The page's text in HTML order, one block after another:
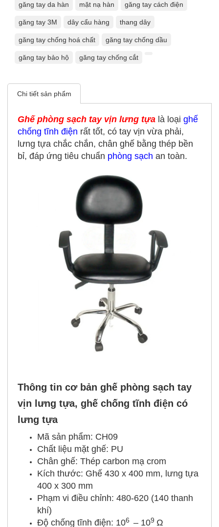
găng tay da hàn mặt nạ hàn găng tay cách điện
găng tay 3M dây cẩu hàng thang dây
găng tay chống hoá chất găng tay chống dầu
găng tay bảo hộ găng tay chống cắt
Chi tiết sản phẩm
Ghế phòng sạch tay vịn lưng tựa là loại ghế
chống tĩnh điện rất tốt, có tay vịn vừa phải,
lưng tựa chắc chắn, chân ghế bằng thép bền
bỉ, đáp ứng tiêu chuẩn phòng sạch an toàn.
Thông tin cơ bản ghế phòng sạch tay
vịn lưng tựa, ghế chống tĩnh điện có
lưng tựa
Mã sản phẩm: CH09
Chất liệu mặt ghế: PU
Chân ghế: Thép carbon mạ crom
Kích thước: Ghế 430 x 400 mm, lưng tựa
400 x 300 mm
Phạm vi điều chỉnh: 480-620 (140 thanh
khí)
Độ chống tĩnh điện: 106 – 109 Ω